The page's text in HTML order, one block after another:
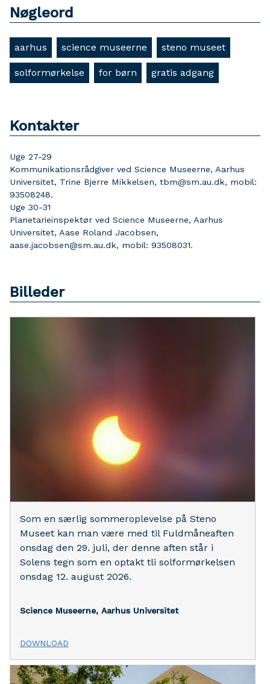
Nøgleord
aarhus science museerne steno museet
solformørkelse for børn gratis adgang
Kontakter
Uge 27-29
Kommunikationsrådgiver ved Science Museerne, Aarhus
Universitet, Trine Bjerre Mikkelsen, tbm@sm.au.dk, mobil:
93508248.
Uge 30-31
Planetarieinspektør ved Science Museerne, Aarhus
Universitet, Aase Roland Jacobsen,
aase.jacobsen@sm.au.dk, mobil: 93508031.
Billeder
Som en særlig sommeroplevelse på Steno
Museet kan man være med til Fuldmåneaften
onsdag den 29. juli, der denne aften står i
Solens tegn som en optakt tli solformørkelsen
onsdag 12. august 2026.
Science Museerne, Aarhus Universitet
DOWNLOAD